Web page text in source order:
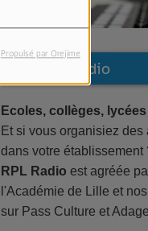
Propulsé par Orejime
Ateliers radio
Ecoles, collèges, lycées
Et si vous organisiez
dans votre établissement
RPL Radio est agréée
l'Académie de Lille et
sur Pass Culture et